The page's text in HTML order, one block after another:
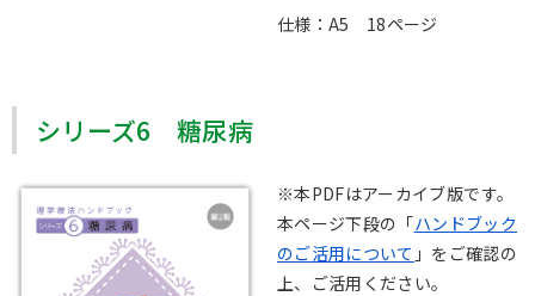
仕様：A5 18ページ
シリーズ6 糖尿病
※本PDFはアーカイブ版です。
本ページ下段の「ハンドブック
のご活用について 」をご確認の
上、ご活用ください。